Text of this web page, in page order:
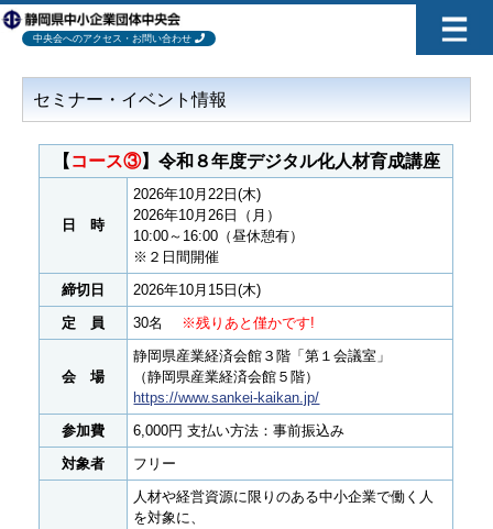
中央会へのアクセス・お問い合わせ
セミナー・イベント情報
【 コース③】令和８年度デジタル化人材育成講座
日 時
2026年10月22日(木)
2026年10月26日（月）
10:00～16:00（昼休憩有）
※２日間開催
締切日
2026年10月15日(木)
定 員
30名 ※残りあと僅かです!
会 場
静岡県産業経済会館３階「第１会議室」
（静岡県産業経済会館５階）
https://www.sankei-kaikan.jp/
参加費
6,000円 支払い方法：事前振込み
対象者
フリー
人材や経営資源に限りのある中小企業で働く人
を対象に、